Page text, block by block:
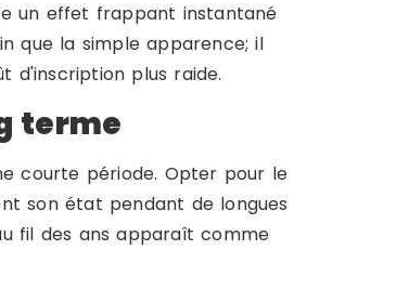
un effet frappant instantané
que la simple apparence; il
d'inscription plus raide.
terme
courte période. Opter pour le
son état pendant de longues
fil des ans apparaît comme